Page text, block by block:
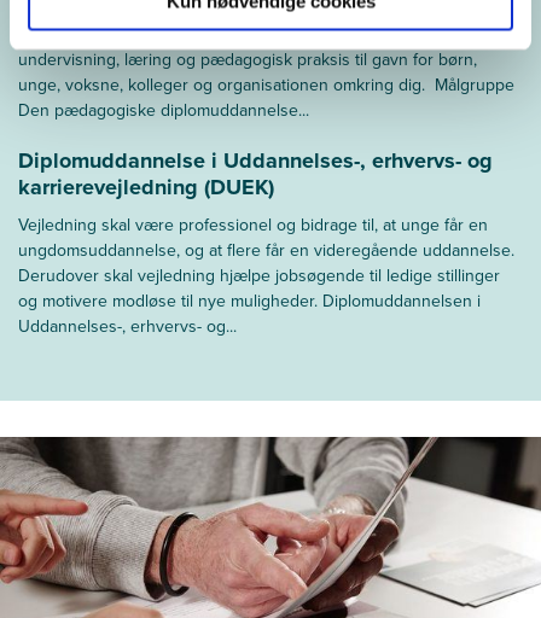
Med en Pædagogisk Diplomuddannelse får du ny viden, stærkere
analytiske kompetencer og konkrete redskaber til at udvikle
undervisning, læring og pædagogisk praksis til gavn for børn,
unge, voksne, kolleger og organisationen omkring dig. Målgruppe
Den pædagogiske diplomuddannelse...
Diplomuddannelse i Uddannelses-, erhvervs- og
karrierevejledning (DUEK)
Vejledning skal være professionel og bidrage til, at unge får en
ungdomsuddannelse, og at flere får en videregående uddannelse.
Derudover skal vejledning hjælpe jobsøgende til ledige stillinger
og motivere modløse til nye muligheder. Diplomuddannelsen i
Uddannelses-, erhvervs- og...